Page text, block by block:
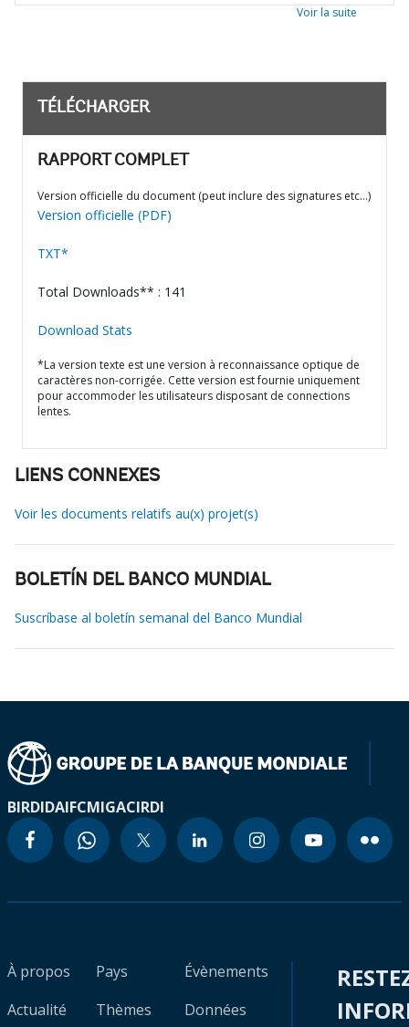
Voir la suite
TÉLÉCHARGER
RAPPORT COMPLET
Version officielle du document (peut inclure des signatures etc…)
Version officielle (PDF)
TXT*
Total Downloads** : 141
Download Stats
*La version texte est une version à reconnaissance optique de
caractères non-corrigée. Cette version est fournie uniquement
pour accommoder les utilisateurs disposant de connections
lentes.
LIENS CONNEXES
Voir les documents relatifs au(x) projet(s)
BOLETÍN DEL BANCO MUNDIAL
Suscríbase al boletín semanal del Banco Mundial
BIRDIDAIFCMIGACIRDI
À propos
Actualité
Pays
Thèmes
Évènements
Données